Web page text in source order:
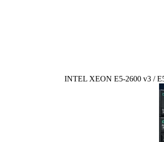
INTEL XEON E5-2600 v3 /